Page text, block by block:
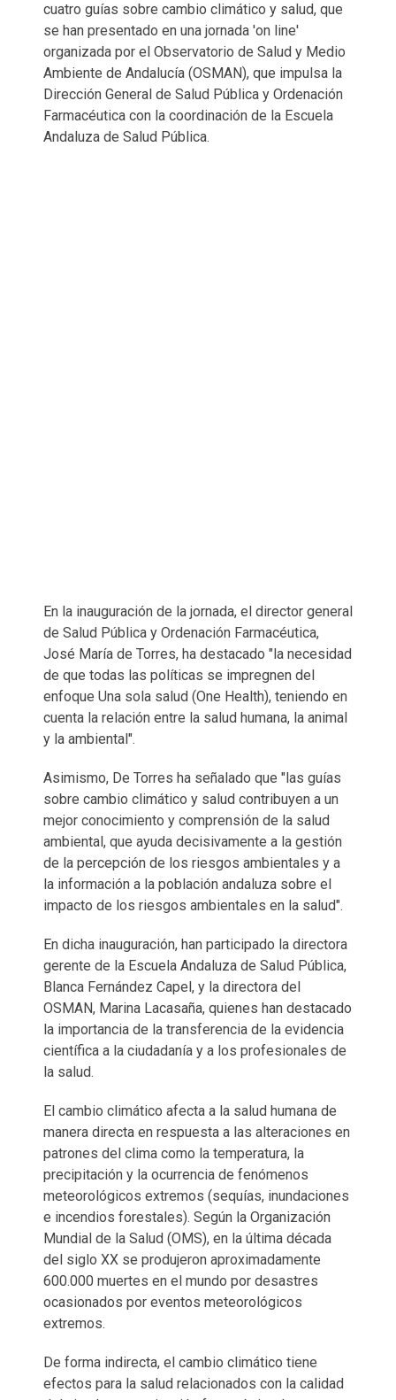
cuatro guías sobre cambio climático y salud, que
se han presentado en una jornada 'on line'
organizada por el Observatorio de Salud y Medio
Ambiente de Andalucía (OSMAN), que impulsa la
Dirección General de Salud Pública y Ordenación
Farmacéutica con la coordinación de la Escuela
Andaluza de Salud Pública.
En la inauguración de la jornada, el director general
de Salud Pública y Ordenación Farmacéutica,
José María de Torres, ha destacado "la necesidad
de que todas las políticas se impregnen del
enfoque Una sola salud (One Health), teniendo en
cuenta la relación entre la salud humana, la animal
y la ambiental".
Asimismo, De Torres ha señalado que "las guías
sobre cambio climático y salud contribuyen a un
mejor conocimiento y comprensión de la salud
ambiental, que ayuda decisivamente a la gestión
de la percepción de los riesgos ambientales y a
la información a la población andaluza sobre el
impacto de los riesgos ambientales en la salud".
En dicha inauguración, han participado la directora
gerente de la Escuela Andaluza de Salud Pública,
Blanca Fernández Capel, y la directora del
OSMAN, Marina Lacasaña, quienes han destacado
la importancia de la transferencia de la evidencia
científica a la ciudadanía y a los profesionales de
la salud.
El cambio climático afecta a la salud humana de
manera directa en respuesta a las alteraciones en
patrones del clima como la temperatura, la
precipitación y la ocurrencia de fenómenos
meteorológicos extremos (sequías, inundaciones
e incendios forestales). Según la Organización
Mundial de la Salud (OMS), en la última década
del siglo XX se produjeron aproximadamente
600.000 muertes en el mundo por desastres
ocasionados por eventos meteorológicos
extremos.
De forma indirecta, el cambio climático tiene
efectos para la salud relacionados con la calidad